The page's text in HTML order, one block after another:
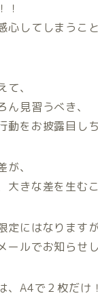
！
心してしまうこ
、
ん見習うべき、
動をお披露目し
、
大きな差を生む
定にはなりますが
ールでお知らせ
、A4で２枚だけ！